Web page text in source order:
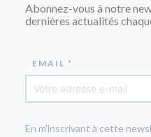
Abonnez-vous à notre
dernières actualités
EMAIL *
En m'inscrivant à cette